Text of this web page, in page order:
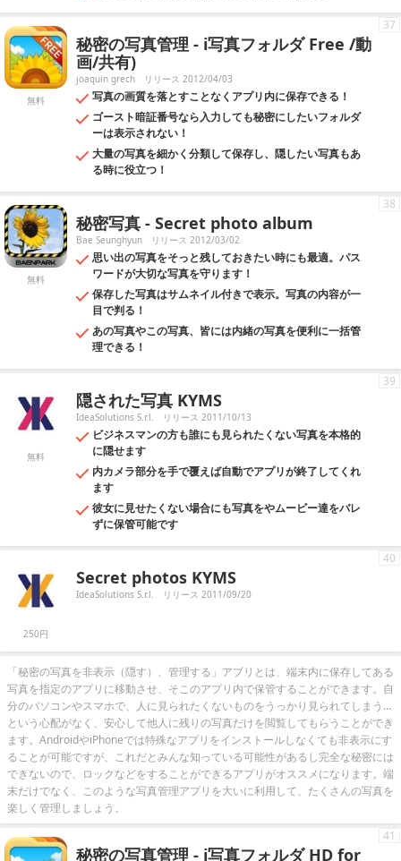
無料
秘密の写真管理 - i写真フォルダ Free /動
画/共有)
joaquin grech リリース 2012/04/03
写真の画質を落とすことなくアプリ内に保存できる！
ゴースト暗証番号なら入力しても秘密にしたいフォルダ
ーは表示されない！
大量の写真を細かく分類して保存し、隠したい写真もあ
る時に役立つ！
37
無料
秘密写真 - Secret photo album
Bae Seunghyun リリース 2012/03/02
思い出の写真をそっと残しておきたい時にも最適。パス
ワードが大切な写真を守ります！
保存した写真はサムネイル付きで表示。写真の内容が一
目で判る！
あの写真やこの写真、皆には内緒の写真を便利に一括管
理できる！
38
無料
隠された写真 KYMS
IdeaSolutions S.r.l. リリース 2011/10/13
ビジネスマンの方も誰にも見られたくない写真を本格的
に隠せます
内カメラ部分を手で覆えば自動でアプリが終了してくれ
ます
彼女に見せたくない場合にも写真をやムービー達をバレ
ずに保管可能です
39
250円
Secret photos KYMS
IdeaSolutions S.r.l. リリース 2011/09/20
40
「秘密の写真を非表示（隠す）、管理する」アプリとは、端末内に保存してある
写真を指定のアプリに移動させ、そこのアプリ内で保管することができます。自
分のパソコンやスマホで、人に見られたくないものをうっかり見られてしまう…
という心配がなく、安心して他人に残りの写真だけを閲覧してもらうことができ
ます。AndroidやiPhoneでは特殊なアプリをインストールしなくても非表示にす
ることが可能ですが、これだとみんな知っている可能性があるし完全な秘密には
できないので、ロックなどをすることができるアプリがオススメになります。端
末だけでなく、このような写真管理アプリを大いに利用して、たくさんの写真を
楽しく管理しましょう。
秘密の写真管理 - i写真フォルダ HD for
41